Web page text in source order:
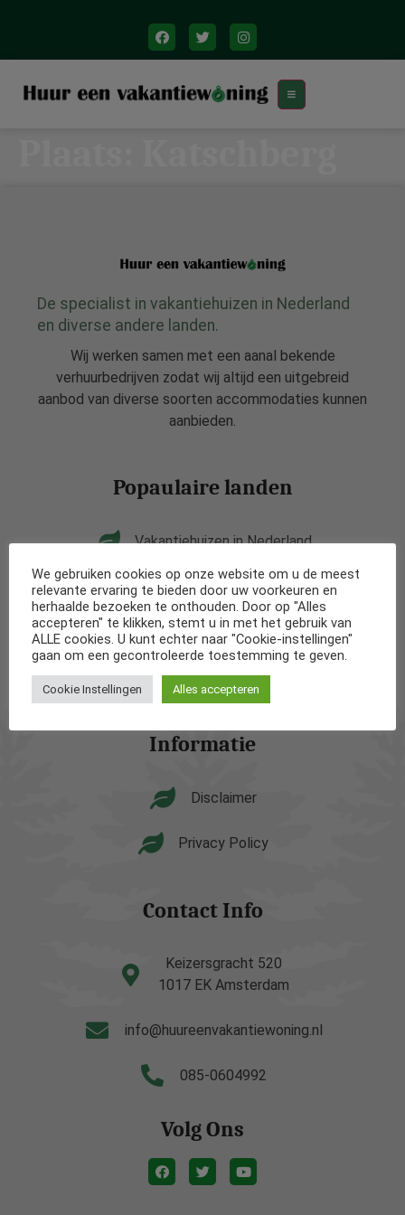
De specialist in vakantiehuizen in Nederland
en diverse andere landen.
Wij werken samen met een aanal bekende
verhuurbedrijven zodat wij altijd een uitgebreid
aanbod van diverse soorten accommodaties kunnen
aanbieden.
Popaulaire landen
Vakantiehuizen in Nederland
Vakantiehuizen in België
Vakantiehuizen in Frankrijk
Vakantiehuizen in Spanje
Informatie
Disclaimer
Privacy Policy
Contact Info
Keizersgracht 520
1017 EK Amsterdam
info@huureenvakantiewoning.nl
085-0604992
Volg Ons
We gebruiken cookies op onze website om u de meest
relevante ervaring te bieden door uw voorkeuren en
herhaalde bezoeken te onthouden. Door op "Alles
accepteren" te klikken, stemt u in met het gebruik van
ALLE cookies. U kunt echter naar "Cookie-instellingen"
gaan om een gecontroleerde toestemming te geven.
Cookie Instellingen Alles accepteren